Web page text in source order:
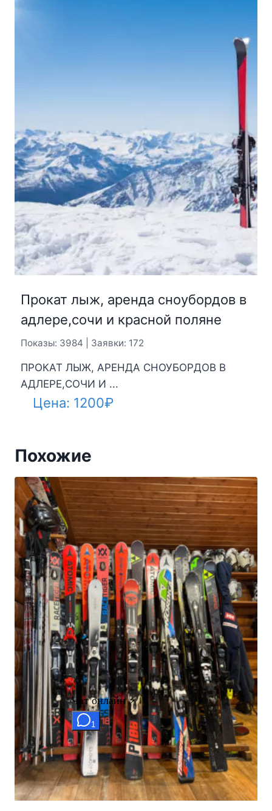
Прокат лыж, аренда сноубордов в
адлере,сочи и красной поляне
Показы: 3984 | Заявки: 172
ПРОКАТ ЛЫЖ, АРЕНДА СНОУБОРДОВ В
АДЛЕРЕ,СОЧИ И ...
Цена: 1200₽
Похожие